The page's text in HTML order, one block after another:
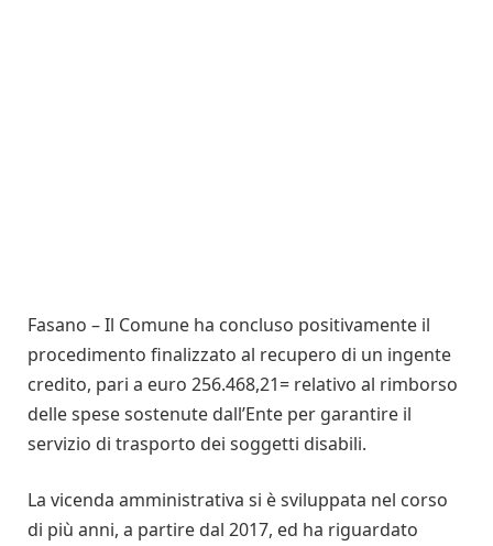
Fasano – Il Comune ha concluso positivamente il
procedimento finalizzato al recupero di un ingente
credito, pari a euro 256.468,21= relativo al rimborso
delle spese sostenute dall’Ente per garantire il
servizio di trasporto dei soggetti disabili.
La vicenda amministrativa si è sviluppata nel corso
di più anni, a partire dal 2017, ed ha riguardato